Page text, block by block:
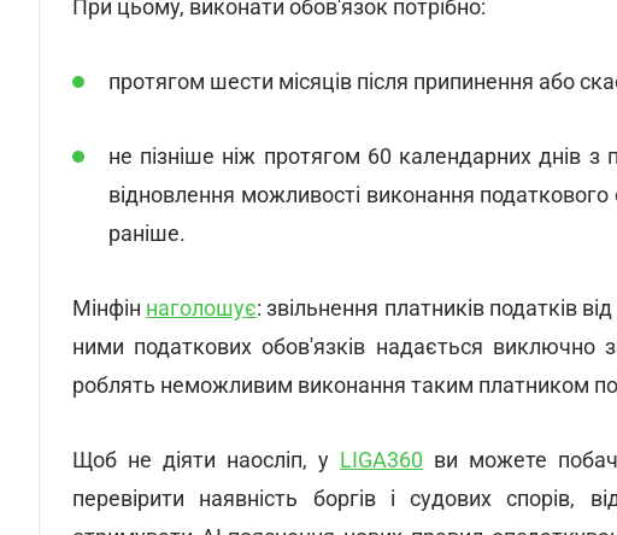
При цьому, виконати обов'язок потрібно:
протягом шести місяців після припинення або
не пізніше ніж протягом 60 календарних днів
відновлення можливості виконання
раніше.
Мінфіннаголошує: звільнення платників податків
ними податкових обов'язків надається виключно
роблять неможливим виконання таким платником
Щоб не діяти наосліп, у LIGA360 ви можете
перевірити наявність боргів і судових спорів,